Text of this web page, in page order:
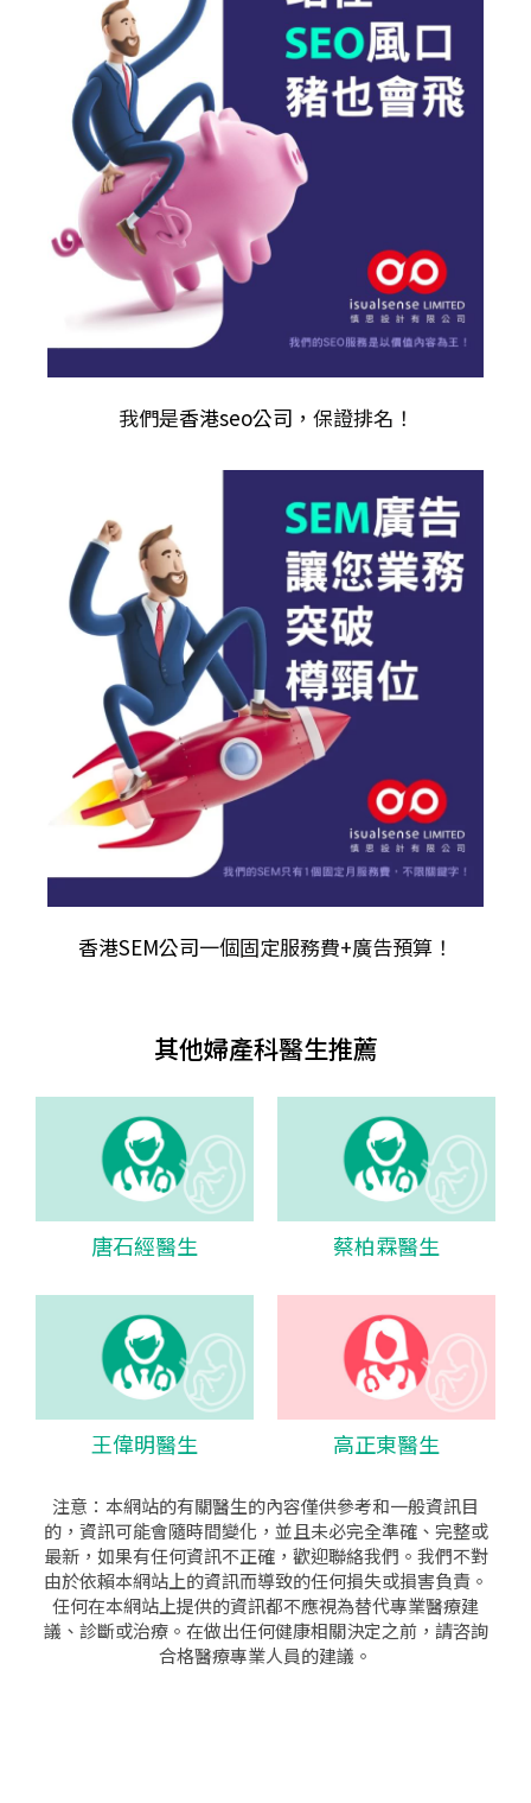
我們是香港seo公司 ，保證排名！
香港SEM公司一個固定服務費+廣告預算！
其他婦產科醫生推薦
唐石經醫生 蔡柏霖醫生
王偉明醫生 高正東醫生
注意：本網站的有關醫生的內容僅供參考和一般資訊目
的，資訊可能會隨時間變化，並且未必完全準確、完整或
最新，如果有任何資訊不正確，歡迎聯絡我們。我們不對
由於依賴本網站上的資訊而導致的任何損失或損害負責。
任何在本網站上提供的資訊都不應視為替代專業醫療建
議、診斷或治療。在做出任何健康相關決定之前，請咨詢
合格醫療專業人員的建議。